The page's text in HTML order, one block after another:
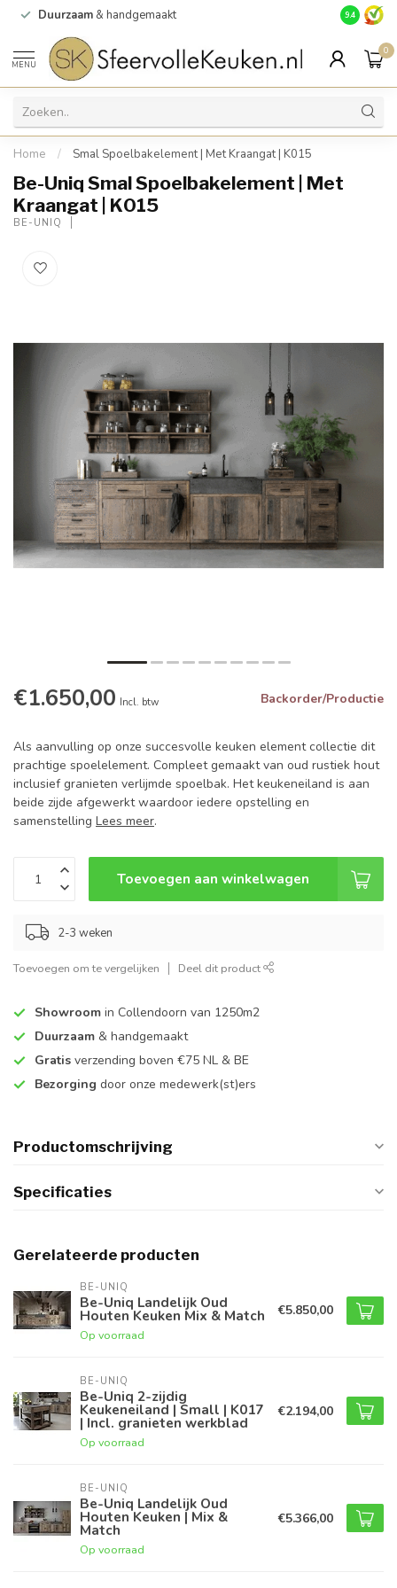
Duurzaam & handgemaakt Gratis
9.4
MENU
0
Home / Smal Spoelbakelement | Met Kraangat | K015
Be-Uniq Smal Spoelbakelement | Met
Kraangat | K015
BE-UNIQ
€1.650,00 Incl. btw Backorder/Productie
Als aanvulling op onze succesvolle keuken element collectie dit
prachtige spoelelement. Compleet gemaakt van oud rustiek hout
inclusief granieten verlijmde spoelbak. Het keukeneiland is aan
beide zijde afgewerkt waardoor iedere opstelling en
samenstelling Lees meer.
Toevoegen aan winkelwagen
2-3 weken
Toevoegen om te vergelijken Deel dit product
Showroom in Collendoorn van 1250m2
Duurzaam & handgemaakt
Gratis verzending boven €75 NL & BE
Bezorging door onze medewerk(st)ers
Productomschrijving
Specificaties
Gerelateerde producten
BE-UNIQ
Be-Uniq Landelijk Oud
Houten Keuken Mix & Match
Op voorraad
€5.850,00
BE-UNIQ
Be-Uniq 2-zijdig
Keukeneiland | Small | K017
| Incl. granieten werkblad
Op voorraad
€2.194,00
BE-UNIQ
Be-Uniq Landelijk Oud
Houten Keuken | Mix &
Match
Op voorraad
€5.366,00